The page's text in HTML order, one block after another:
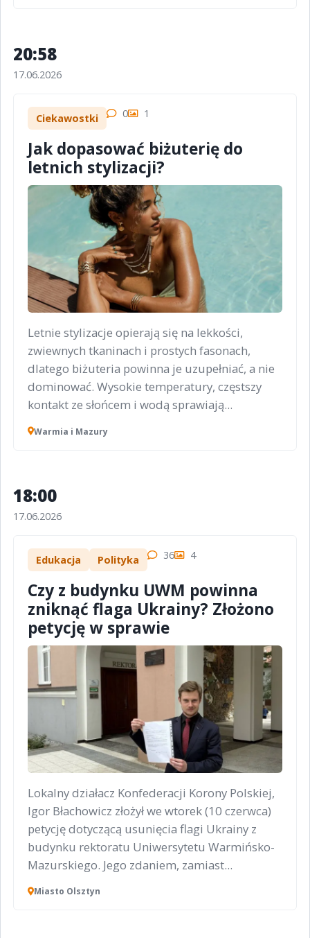
20:58
17.06.2026
Ciekawostki 0 1
Jak dopasować biżuterię do
letnich stylizacji?
Letnie stylizacje opierają się na lekkości,
zwiewnych tkaninach i prostych fasonach,
dlatego biżuteria powinna je uzupełniać, a nie
dominować. Wysokie temperatury, częstszy
kontakt ze słońcem i wodą sprawiają...
Warmia i Mazury
18:00
17.06.2026
Edukacja Polityka 36 4
Czy z budynku UWM powinna
zniknąć flaga Ukrainy? Złożono
petycję w sprawie
Lokalny działacz Konfederacji Korony Polskiej,
Igor Błachowicz złożył we wtorek (10 czerwca)
petycję dotyczącą usunięcia flagi Ukrainy z
budynku rektoratu Uniwersytetu Warmińsko-
Mazurskiego. Jego zdaniem, zamiast...
Miasto Olsztyn